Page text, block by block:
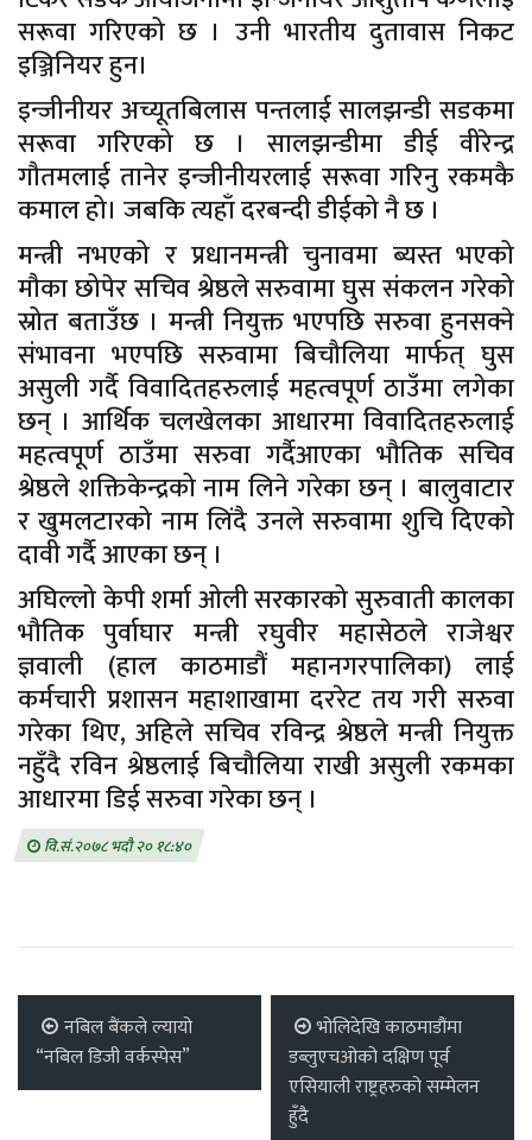
सरूवा गरिएको छ । उनी भारतीय दुतावास निकट
इञ्जिनियर हुन।
इन्जीनीयर अच्यूतबिलास पन्तलाई सालझन्डी सडकमा
सरूवा गरिएको छ । सालझन्डीमा डीई वीरेन्द्र
गौतमलाई तानेर इन्जीनीयरलाई सरूवा गरिनु रकमकै
कमाल हो। जबकि त्यहाँ दरबन्दी डीईको नै छ ।
मन्त्री नभएको र प्रधानमन्त्री चुनावमा ब्यस्त भएको
मौका छोपेर सचिव श्रेष्ठले सरुवामा घुस संकलन गरेको
स्रोत बताउँछ । मन्त्री नियुक्त भएपछि सरुवा हुनसक्ने
संभावना भएपछि सरुवामा बिचौलिया मार्फत् घुस
असुली गर्दै विवादितहरुलाई महत्वपूर्ण ठाउँमा लगेका
छन् । आर्थिक चलखेलका आधारमा विवादितहरुलाई
महत्वपूर्ण ठाउँमा सरुवा गर्दैआएका भौतिक सचिव
श्रेष्ठले शक्तिकेन्द्रको नाम लिने गरेका छन् । बालुवाटार
र खुमलटारको नाम लिंदै उनले सरुवामा शुचि दिएको
दावी गर्दै आएका छन् ।
अघिल्लो केपी शर्मा ओली सरकारको सुरुवाती कालका
भौतिक पुर्वाघार मन्त्री रघुवीर महासेठले राजेश्वर
ज्ञवाली (हाल काठमाडौं महानगरपालिका) लाई
कर्मचारी प्रशासन महाशाखामा दररेट तय गरी सरुवा
गरेका थिए, अहिले सचिव रविन्द्र श्रेष्ठले मन्त्री नियुक्त
नहुँदै रविन श्रेष्ठलाई बिचौलिया राखी असुली रकमका
आधारमा डिई सरुवा गरेका छन् ।
वि.सं.२०७८ भदौ २० १८:४०
नबिल बैंकले ल्यायो
“नबिल डिजी वर्कस्पेस”
भोलिदेखि काठमाडौंमा
डब्लुएचओको दक्षिण पूर्व
एसियाली राष्ट्रहरुको सम्मेलन
हुँदै